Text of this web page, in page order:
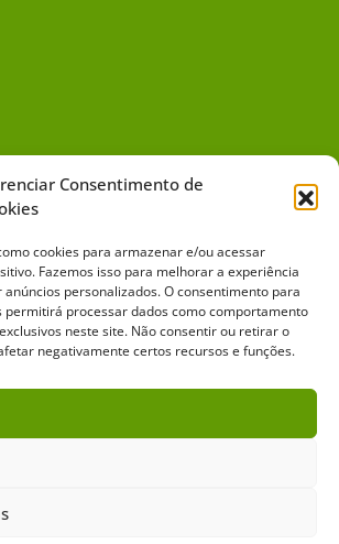
Consentimento de
cookies para armazenar e/ou acessar
Fazemos isso para melhorar a experiência
personalizados. O consentimento para
permitirá processar dados como comportamento
neste site. Não consentir ou retirar o
negativamente certos recursos e funções.
o Cavalus Leilões Anuncie
Cavalus de Comunicação. Todos os direitos